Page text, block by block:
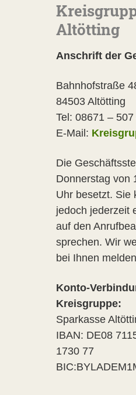
Altötting
Anschrift der
Bahnhofstraße
84503 Altötting
Tel: 08671 –
E-Mail:
Die
Donnerstag von
Uhr besetzt. Sie
jedoch jederzeit
auf den
sprechen. Wir
bei Ihnen
Konto-
Kreisgruppe:
Sparkasse
IBAN: DE08
1730 77